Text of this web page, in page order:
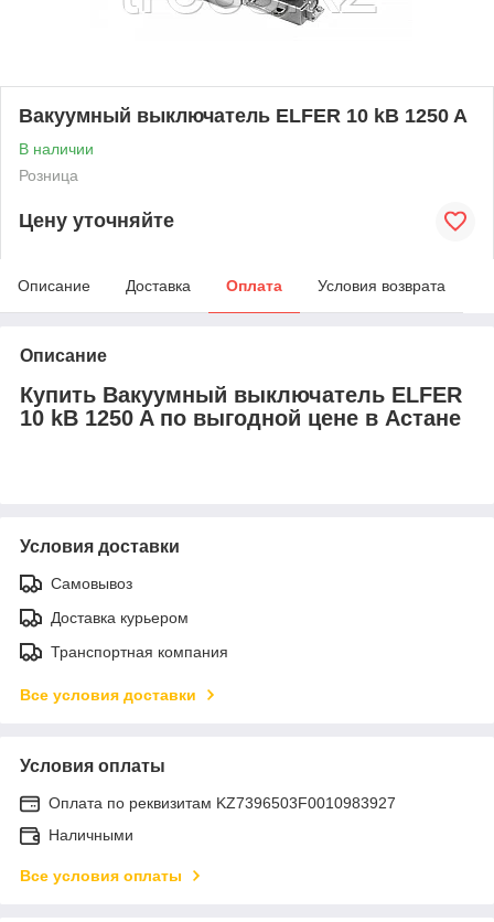
Вакуумный выключатель ELFER 10 kB 1250 A
В наличии
Розница
Цену уточняйте
Описание Доставка Оплата Условия возврата
Описание
Купить Вакуумный выключатель ELFER
10 kB 1250 A по выгодной цене в Астане
Условия доставки
Самовывоз
Доставка курьером
Транспортная компания
Все условия доставки
Условия оплаты
Оплата по реквизитам KZ7396503F0010983927
Наличными
Все условия оплаты